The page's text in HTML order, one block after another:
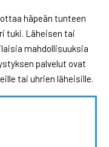
häpeän tunteen
tuki. Läheisen tai
mahdollisuuksia
palvelut ovat
tai uhrien läheisille.